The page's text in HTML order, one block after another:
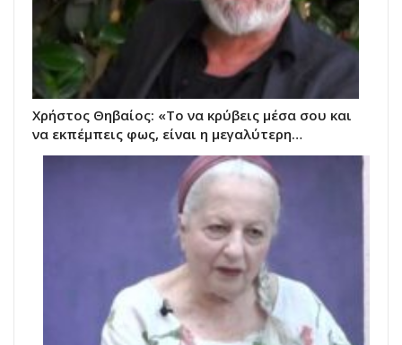
Χρήστος Θηβαίος: «Το να κρύβεις μέσα σου και
να εκπέμπεις φως, είναι η μεγαλύτερη…